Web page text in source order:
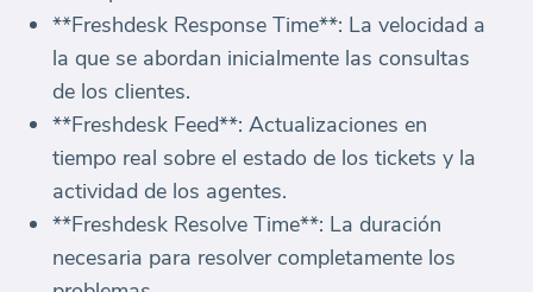
**Freshdesk Response Time**: La velocidad a
la que se abordan inicialmente las consultas
de los clientes.
**Freshdesk Feed**: Actualizaciones en
tiempo real sobre el estado de los tickets y la
actividad de los agentes.
**Freshdesk Resolve Time**: La duración
necesaria para resolver completamente los